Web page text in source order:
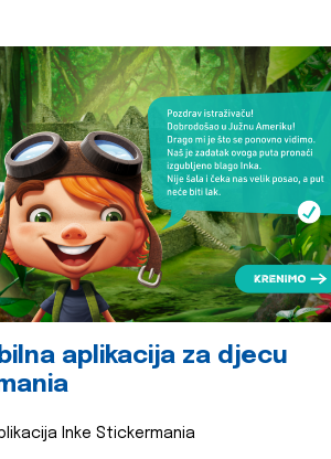
aplikacija za djecu
Inke Stickermania